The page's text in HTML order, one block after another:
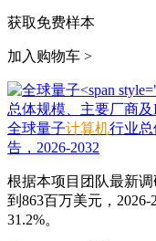
获取免费样本
加入购物车 >
全球量子计算机行业
告，2026-2032
根据本项目团队最新
到863百万美元，
31.2%。